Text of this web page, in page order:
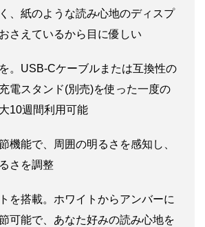
、紙のような読み心地のディスプ
さえているから目に優しい
。USB-Cケーブルまたは互換性の
電スタンド(別売)を使った一度の
10週間利用可能
機能で、周囲の明るさを感知し、
さを調整
を搭載。ホワイトからアンバーに
可能で、あなた好みの読み心地を